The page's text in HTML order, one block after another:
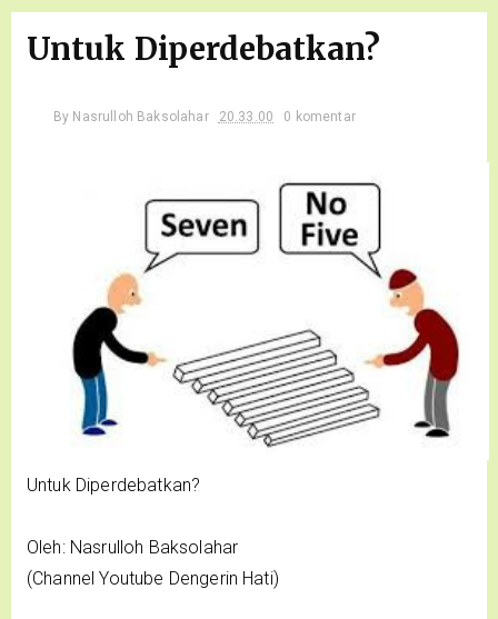
Untuk Diperdebatkan?
By Nasrulloh Baksolahar 20.33.00 0 komentar
Untuk Diperdebatkan?
Oleh: Nasrulloh Baksolahar
(Channel Youtube Dengerin Hati)